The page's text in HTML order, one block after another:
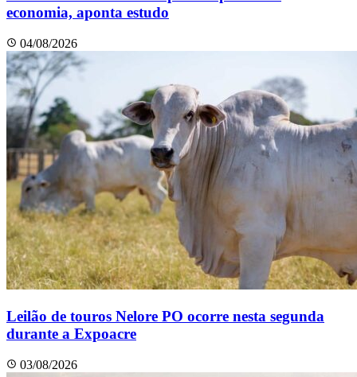
economia, aponta estudo
04/08/2026
Leilão de touros Nelore PO ocorre nesta segunda
durante a Expoacre
03/08/2026